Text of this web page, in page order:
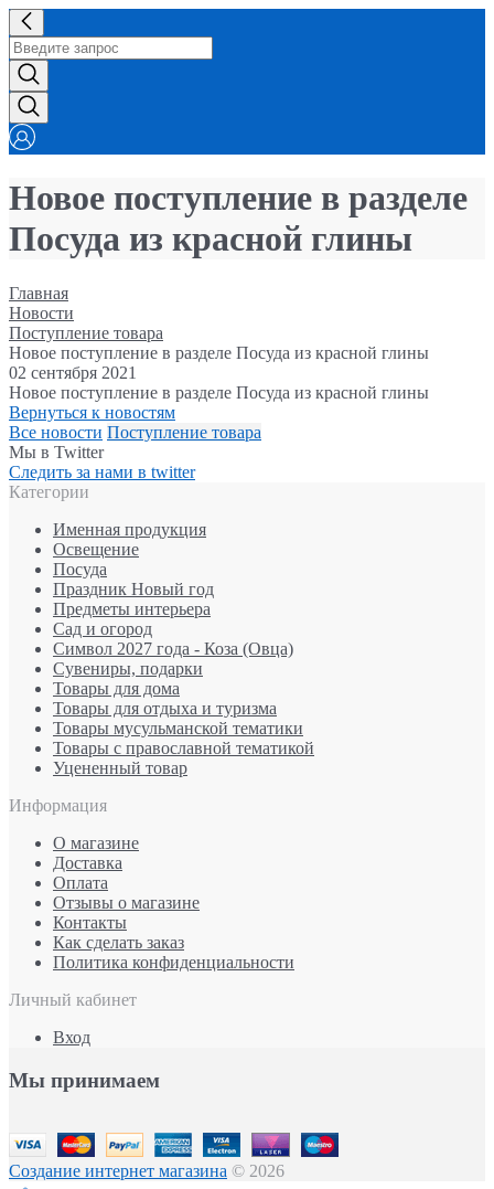
Новое поступление в разделе
Посуда из красной глины
Главная
Новости
Поступление товара
Новое поступление в разделе Посуда из красной глины
02 сентября 2021
Новое поступление в разделе Посуда из красной глины
Вернуться к новостям
Все новости Поступление товара
Мы в Twitter
Следить за нами в twitter
Категории
Именная продукция
Освещение
Посуда
Праздник Новый год
Предметы интерьера
Сад и огород
Символ 2027 года - Коза (Овца)
Сувениры, подарки
Товары для дома
Товары для отдыха и туризма
Товары мусульманской тематики
Товары с православной тематикой
Уцененный товар
Информация
О магазине
Доставка
Оплата
Отзывы о магазине
Контакты
Как сделать заказ
Политика конфиденциальности
Личный кабинет
Вход
Мы принимаем
Создание интернет магазина © 2026